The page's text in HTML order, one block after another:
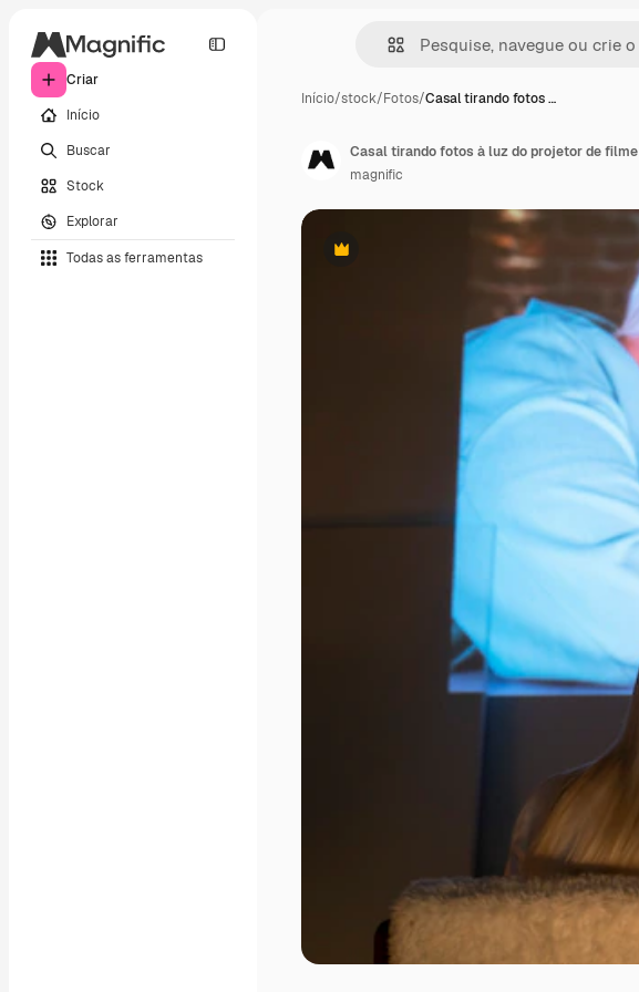
Criar
Início
Buscar
Stock
Explorar
Todas as ferramentas
Início/stock/Fotos/Casal tirando fotos …
Premium
Casal tirando fotos à luz do projetor de filme
magnific